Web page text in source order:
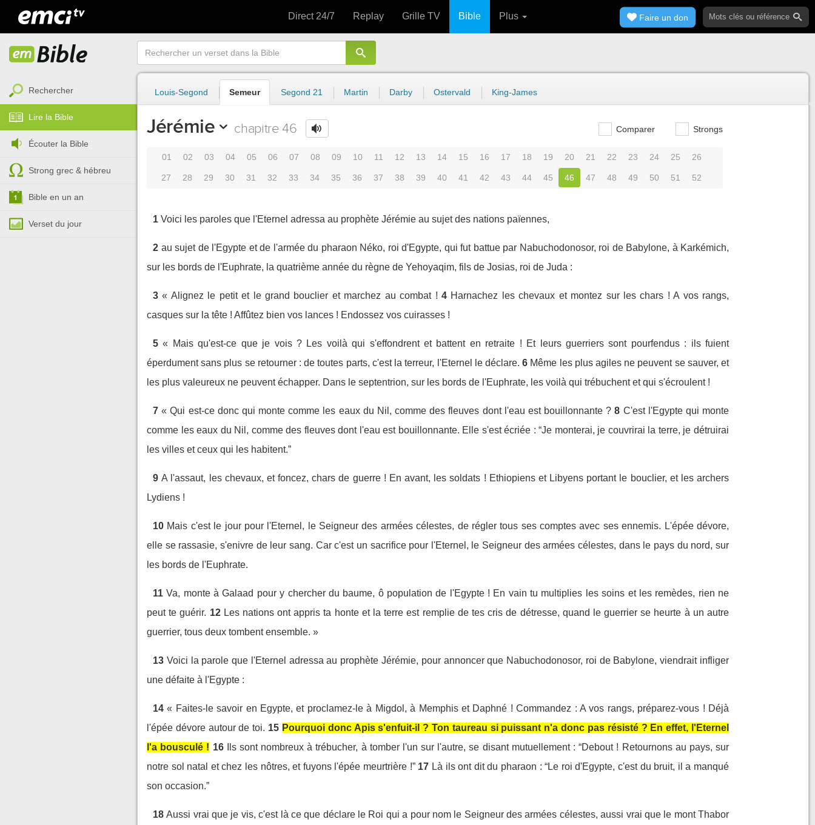
Direct 24/7 Replay Grille TV Bible Plus Faire un don
Rechercher
Lire la Bible
Écouter la Bible
Strong grec & hébreu
Bible en un an
Verset du jour
Louis-Segond Semeur Segond 21 Martin Darby Ostervald King-James
Jérémie chapitre 46 Comparer Strongs
01 02 03 04 05 06 07 08 09 10 11 12 13 14 15 16 17 18 19 20 21 22 23 24 25 26
27 28 29 30 31 32 33 34 35 36 37 38 39 40 41 42 43 44 45 46 47 48 49 50 51 52
1 Voici les paroles que l'Eternel adressa au prophète Jérémie au sujet des nations païennes,
2 au sujet de l'Egypte et de l'armée du pharaon Néko, roi d'Egypte, qui fut battue par Nabuchodonosor, roi de Babylone, à Karkémich,
sur les bords de l'Euphrate, la quatrième année du règne de Yehoyaqim, fils de Josias, roi de Juda :
3 « Alignez le petit et le grand bouclier et marchez au combat ! 4 Harnachez les chevaux et montez sur les chars ! A vos rangs,
casques sur la tête ! Affûtez bien vos lances ! Endossez vos cuirasses !
5 « Mais qu'est-ce que je vois ? Les voilà qui s'effondrent et battent en retraite ! Et leurs guerriers sont pourfendus : ils fuient
éperdument sans plus se retourner : de toutes parts, c'est la terreur, l'Eternel le déclare. 6 Même les plus agiles ne peuvent se sauver, et
les plus valeureux ne peuvent échapper. Dans le septentrion, sur les bords de l'Euphrate, les voilà qui trébuchent et qui s'écroulent !
7 « Qui est-ce donc qui monte comme les eaux du Nil, comme des fleuves dont l'eau est bouillonnante ? 8 C'est l'Egypte qui monte
comme les eaux du Nil, comme des fleuves dont l'eau est bouillonnante. Elle s'est écriée : “Je monterai, je couvrirai la terre, je détruirai
les villes et ceux qui les habitent.”
9 A l'assaut, les chevaux, et foncez, chars de guerre ! En avant, les soldats ! Ethiopiens et Libyens portant le bouclier, et les archers
Lydiens !
10 Mais c'est le jour pour l'Eternel, le Seigneur des armées célestes, de régler tous ses comptes avec ses ennemis. L'épée dévore,
elle se rassasie, s'enivre de leur sang. Car c'est un sacrifice pour l'Eternel, le Seigneur des armées célestes, dans le pays du nord, sur
les bords de l'Euphrate.
11 Va, monte à Galaad pour y chercher du baume, ô population de l'Egypte ! En vain tu multiplies les soins et les remèdes, rien ne
peut te guérir. 12 Les nations ont appris ta honte et la terre est remplie de tes cris de détresse, quand le guerrier se heurte à un autre
guerrier, tous deux tombent ensemble. »
13 Voici la parole que l'Eternel adressa au prophète Jérémie, pour annoncer que Nabuchodonosor, roi de Babylone, viendrait infliger
une défaite à l'Egypte :
14 « Faites-le savoir en Egypte, et proclamez-le à Migdol, à Memphis et Daphné ! Commandez : A vos rangs, préparez-vous ! Déjà
l'épée dévore autour de toi. 15 Pourquoi donc Apis s'enfuit-il ? Ton taureau si puissant n'a donc pas résisté ? En effet, l'Eternel
l'a bousculé ! 16
Ils sont nombreux à trébucher, à tomber l'un sur l'autre, se disant mutuellement : “Debout ! Retournons au pays, sur
notre sol natal et chez les nôtres, et fuyons l'épée meurtrière !” 17 Là ils ont dit du pharaon : “Le roi d'Egypte, c'est du bruit, il a manqué
son occasion.”
18 Aussi vrai que je vis, c'est là ce que déclare le Roi qui a pour nom le Seigneur des armées célestes, aussi vrai que le mont Thabor